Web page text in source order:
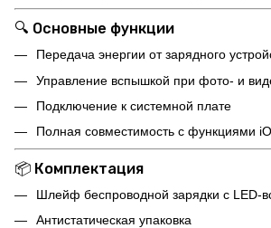
🔍 Основные функции
Передача энергии от зарядного
Управление вспышкой при фото- и
Подключение к системной плате
Полная совместимость с функциями
📦 Комплектация
Шлейф беспроводной зарядки с
Антистатическая упаковка